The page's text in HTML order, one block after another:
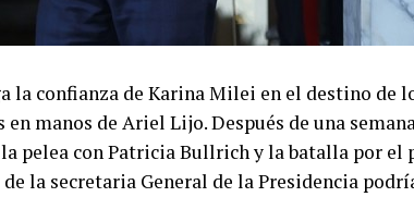
la confianza de Karina Milei en el destino de
manos de Ariel Lijo. Después de una
pelea con Patricia Bullrich y la batalla por el
la secretaria General de la Presidencia